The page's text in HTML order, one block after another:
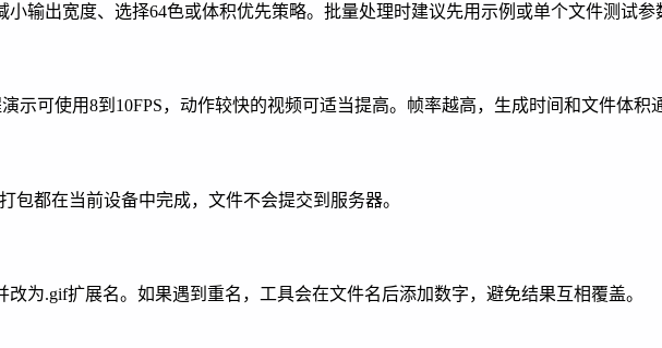
输出宽度、选择64色或体积优先策略。批量处理时建议先用示例或单个文件测试参
示可使用8到10FPS，动作较快的视频可适当提高。帧率越高，生成时间和文件体积
包都在当前设备中完成，文件不会提交到服务器。
为.gif扩展名。如果遇到重名，工具会在文件名后添加数字，避免结果互相覆盖。